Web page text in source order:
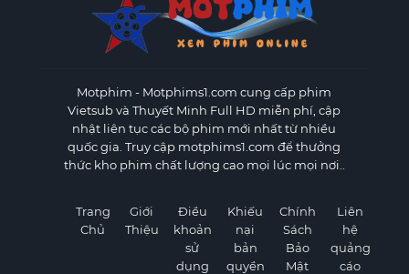
Motphim - Motphims1.com cung cấp phim
Vietsub và Thuyết Minh Full HD miễn phí, cập
nhật liên tục các bộ phim mới nhất từ nhiều
quốc gia. Truy cập motphims1.com để thưởng
thức kho phim chất lượng cao mọi lúc mọi nơi..
Trang
Chủ
Giới
Thiệu
Điều
khoản
sử
dụng
Khiếu
nại
bản
quyền
Chính
Sách
Bảo
Mật
Liên
hệ
quảng
cáo